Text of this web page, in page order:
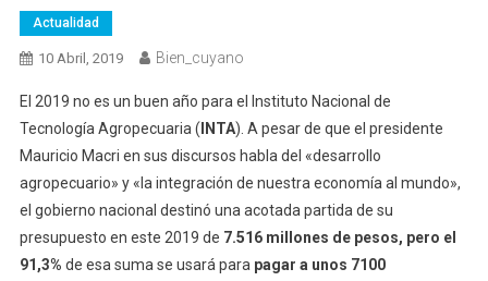
Actualidad
10 Abril, 2019 Bien_cuyano
El 2019 no es un buen año para el Instituto Nacional de
Tecnología Agropecuaria ( INTA). A pesar de que el presidente
Mauricio Macri en sus discursos habla del «desarrollo
agropecuario» y «la integración de nuestra economía al mundo»,
el gobierno nacional destinó una acotada partida de su
presupuesto en este 2019 de 7.516 millones de pesos, pero el
91,3% de esa suma se usará para pagar a unos 7100